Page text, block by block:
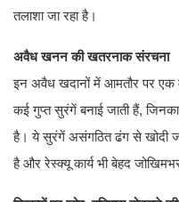
तलाशा जा रहा है।
अवैध खनन की खतरनाक संरचना
इन अवैध खदानों में आमतौर पर एक
कई गुप्त सुरंगें बनाई जाती हैं,
है। ये सुरंगें असंगठित ढंग से खोदी
है और रेस्क्यू कार्य भी बेहद